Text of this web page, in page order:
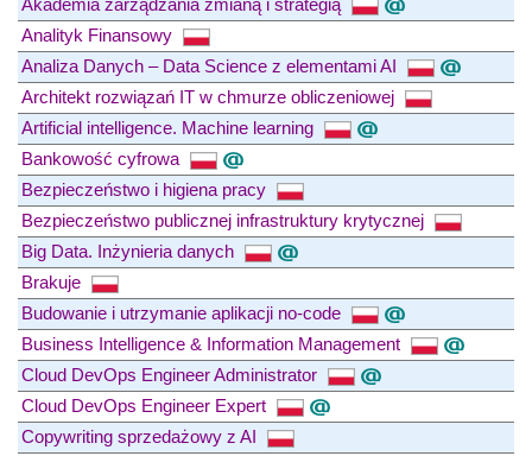
Akademia zarządzania zmianą i strategią
Analityk Finansowy
Analiza Danych – Data Science z elementami AI
Architekt rozwiązań IT w chmurze obliczeniowej
Artificial intelligence. Machine learning
Bankowość cyfrowa
Bezpieczeństwo i higiena pracy
Bezpieczeństwo publicznej infrastruktury krytycznej
Big Data. Inżynieria danych
Brakuje
Budowanie i utrzymanie aplikacji no-code
Business Intelligence & Information Management
Cloud DevOps Engineer Administrator
Cloud DevOps Engineer Expert
Copywriting sprzedażowy z AI